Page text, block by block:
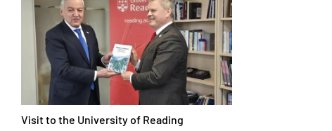
Visit to the University of Reading